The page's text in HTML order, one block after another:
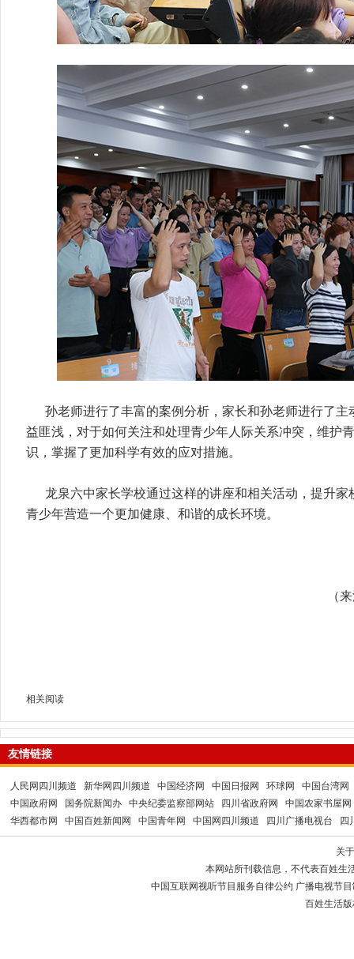
孙老师进行了丰富的案例分析，家长和孙老师进行了
益匪浅，对于如何关注和处理青少年人际关系冲突，维护
识，掌握了更加科学有效的应对措施。
龙泉六中家长学校通过这样的讲座和相关活动，提升
青少年营造一个更加健康、和谐的成长环境。
（
相关阅读
友情链接
人民网四川频道 新华网四川频道 中国经济网 中国日报网 环球网
中国台湾网
中国政府网
国务院新闻办 中央纪委监察部网站 四川省政府网
中国农家书屋网
华西都市网
中国百姓新闻网 中国青年网 中国网四川频道 四川广播电视台 四
关
本网站所刊载信息，不代表百姓生
中国互联网视听节目服务自律公约 广播电视节
百姓生活